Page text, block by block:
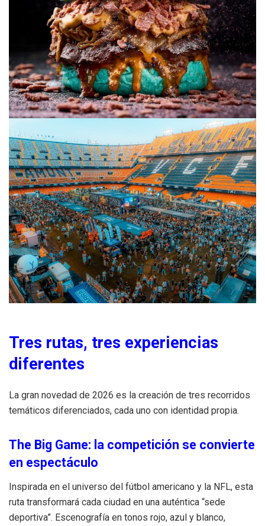
Tres rutas, tres experiencias
diferentes
La gran novedad de 2026 es la creación de tres recorridos
temáticos diferenciados, cada uno con identidad propia.
The Big Game: la competición se convierte
en espectáculo
Inspirada en el universo del fútbol americano y la NFL, esta
ruta transformará cada ciudad en una auténtica “sede
deportiva”. Escenografía en tonos rojo, azul y blanco,